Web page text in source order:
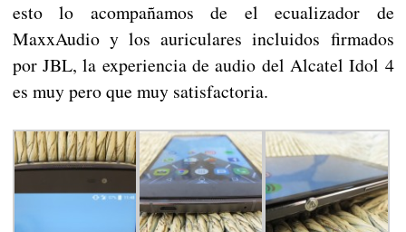
esto lo acompañamos de el ecualizador de
MaxxAudio y los auriculares incluidos firmados
por JBL, la experiencia de audio del Alcatel Idol 4
es muy pero que muy satisfactoria.